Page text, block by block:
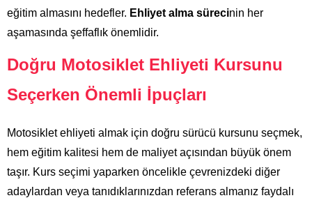
eğitim almasını hedefler. Ehliyet alma sürecinin her
aşamasında şeffaflık önemlidir.
Doğru Motosiklet Ehliyeti Kursunu
Seçerken Önemli İpuçları
Motosiklet ehliyeti almak için doğru sürücü kursunu seçmek,
hem eğitim kalitesi hem de maliyet açısından büyük önem
taşır. Kurs seçimi yaparken öncelikle çevrenizdeki diğer
adaylardan veya tanıdıklarınızdan referans almanız faydalı